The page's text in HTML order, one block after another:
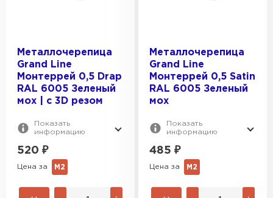
Металлочерепица
Grand Line
Монтеррей 0,5 Drap
RAL 6005 Зеленый
мох | c 3D резом
Показать
информацию
520 ₽
Цена за М2
Металлочерепица
Grand Line
Монтеррей 0,5 Satin
RAL 6005 Зеленый
мох
Показать
информацию
485 ₽
Цена за М2
Керамическая черепица
ПЕРЕЙТИ